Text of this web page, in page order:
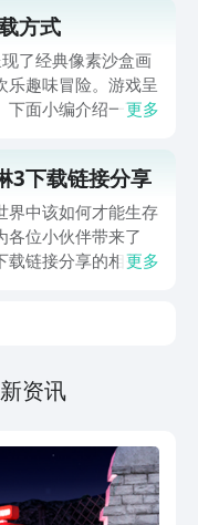
方式
了经典像素沙盒画
乐趣味冒险。游戏呈
下面小编介绍一下像
更多
3下载链接分享
界中该如何才能生存
各位小伙伴带来了
载链接分享的相关内
味冰淇淋作为引子开
兴趣的小伙伴快来
的恐怖冰淇淋3免
更多
资讯